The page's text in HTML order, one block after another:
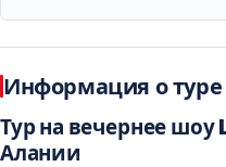
или расписанием
Да, в тур включён
Аланьи.
Информация о туре
Тур на вечернее
Алании